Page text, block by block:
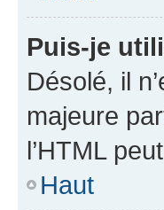
Puis-je
Désolé, il
majeure
l’HTML
Haut